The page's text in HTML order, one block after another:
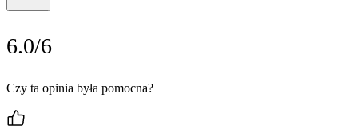
6.0/6
Czy ta opinia była pomocna?